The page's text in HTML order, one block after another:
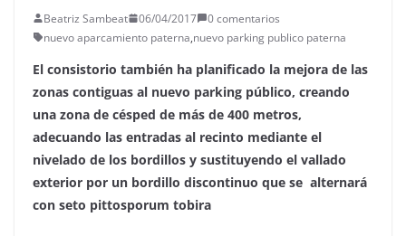
Beatriz Sambeat 06/04/2017
0 comentarios
nuevo aparcamiento paterna,nuevo parking publico paterna
El consistorio también ha planificado la mejora de las
zonas contiguas al nuevo parking público, creando
una zona de césped de más de 400 metros,
adecuando las entradas al recinto mediante el
nivelado de los bordillos y sustituyendo el vallado
exterior por un bordillo discontinuo que se alternará
con seto pittosporum tobira